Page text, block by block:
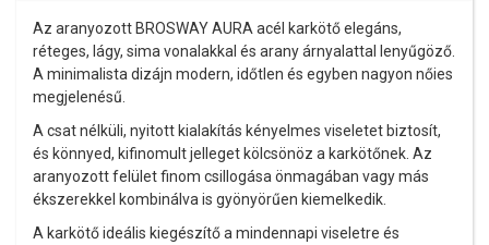
Az aranyozott BROSWAY AURA acél karkötő elegáns,
réteges, lágy, sima vonalakkal és arany árnyalattal lenyűgöző.
A minimalista dizájn modern, időtlen és egyben nagyon nőies
megjelenésű.
A csat nélküli, nyitott kialakítás kényelmes viseletet biztosít,
és könnyed, kifinomult jelleget kölcsönöz a karkötőnek. Az
aranyozott felület finom csillogása önmagában vagy más
ékszerekkel kombinálva is gyönyörűen kiemelkedik.
A karkötő ideális kiegészítő a mindennapi viseletre és